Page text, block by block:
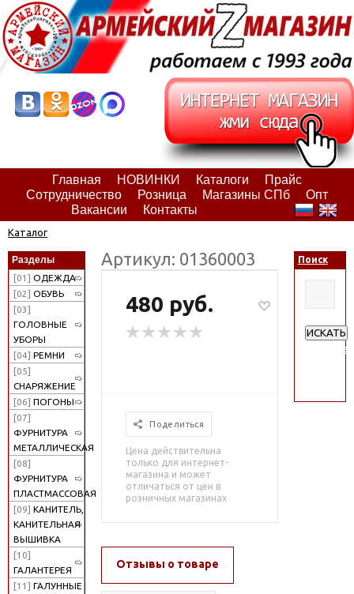
Главная НОВИНКИ Каталоги
Прайс
Сотрудничество
Розница Магазины СПб
Опт
Вакансии
Контакты
Каталог
Разделы
[01] ОДЕЖДА
[02] ОБУВЬ
[03]
ГОЛОВНЫЕ
УБОРЫ
[04] РЕМНИ
[05]
СНАРЯЖЕНИЕ
[06] ПОГОНЫ
[07]
ФУРНИТУРА
МЕТАЛЛИЧЕСКАЯ
[08]
ФУРНИТУРА
ПЛАСТМАССОВАЯ
[09] КАНИТЕЛЬ,
КАНИТЕЛЬНАЯ
ВЫШИВКА
[10]
ГАЛАНТЕРЕЯ
[11] ГАЛУННЫЕ
Артикул: 01360003
480 руб.
Поделиться
Цена действительна
только для интернет-
магазина и может
отличаться от цен в
розничных магазинах
Отзывы о товаре
Поиск
ИСКАТЬ